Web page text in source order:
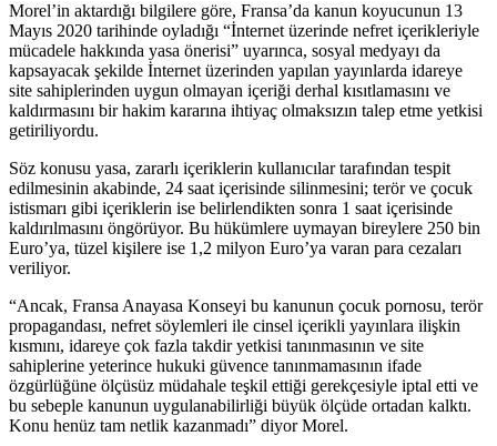
Morel’in aktardığı bilgilere göre, Fransa’da kanun koyucunun 13
Mayıs 2020 tarihinde oyladığı “İnternet üzerinde nefret içerikleriyle
mücadele hakkında yasa önerisi” uyarınca, sosyal medyayı da
kapsayacak şekilde İnternet üzerinden yapılan yayınlarda idareye
site sahiplerinden uygun olmayan içeriği derhal kısıtlamasını ve
kaldırmasını bir hakim kararına ihtiyaç olmaksızın talep etme yetkisi
getiriliyordu.
Söz konusu yasa, zararlı içeriklerin kullanıcılar tarafından tespit
edilmesinin akabinde, 24 saat içerisinde silinmesini; terör ve çocuk
istismarı gibi içeriklerin ise belirlendikten sonra 1 saat içerisinde
kaldırılmasını öngörüyor. Bu hükümlere uymayan bireylere 250 bin
Euro’ya, tüzel kişilere ise 1,2 milyon Euro’ya varan para cezaları
veriliyor.
“Ancak, Fransa Anayasa Konseyi bu kanunun çocuk pornosu, terör
propagandası, nefret söylemleri ile cinsel içerikli yayınlara ilişkin
kısmını, idareye çok fazla takdir yetkisi tanınmasının ve site
sahiplerine yeterince hukuki güvence tanınmamasının ifade
özgürlüğüne ölçüsüz müdahale teşkil ettiği gerekçesiyle iptal etti ve
bu sebeple kanunun uygulanabilirliği büyük ölçüde ortadan kalktı.
Konu henüz tam netlik kazanmadı” diyor Morel.